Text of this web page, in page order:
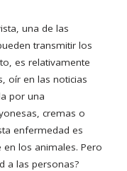
una de las
transmitir los
es relativamente
oír en las noticias
por una
cremas o
enfermedad es
los animales. Pero
a las personas?